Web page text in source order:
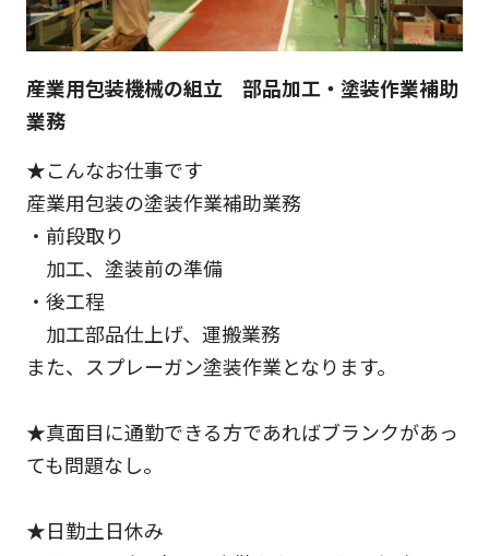
産業用包装機械の組立 部品加工・塗装作業補助
業務
★こんなお仕事です
産業用包装の塗装作業補助業務
・前段取り
加工、塗装前の準備
・後工程
加工部品仕上げ、運搬業務
また、スプレーガン塗装作業となります。
★真面目に通勤できる方であればブランクがあっ
ても問題なし。
★日勤土日休み